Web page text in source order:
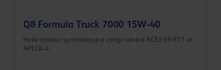
Q8 Formula Truck 7000 15W-40
Huile moteur synthétique à usage sévère ACEA E9/E11 et
API CK-4